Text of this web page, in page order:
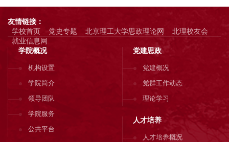
友情链接：
学校首页
党史专题 北京理工大学思政理论网
北理校友会
就业信息网
学院概况
机构设置
学院简介
领导团队
学院服务
公共平台
党建思政
党建概况
党群工作动态
理论学习
人才培养
人才培养概况